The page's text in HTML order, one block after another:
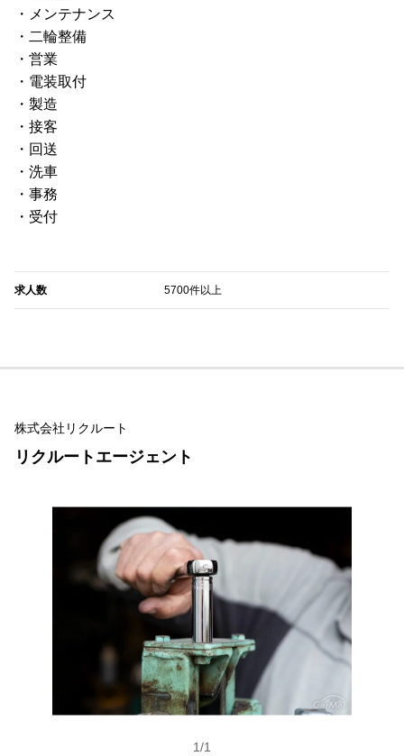
・メンテナンス
・二輪整備
・営業
・電装取付
・製造
・接客
・回送
・洗車
・事務
・受付
求人数 5700件以上
株式会社リクルート
リクルートエージェント
1/1